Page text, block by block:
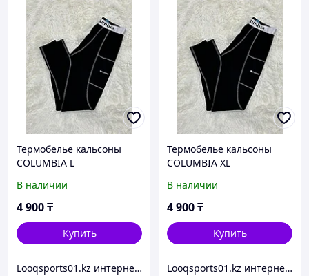
Термобелье кальсоны
COLUMBIA L
В наличии
4 900₸
Купить
Looqsports01.kz интернет-магазин спортивных товаров
Термобелье кальсоны
COLUMBIA XL
В наличии
4 900₸
Купить
Looqsports01.kz интернет-магазин спортивных товаров